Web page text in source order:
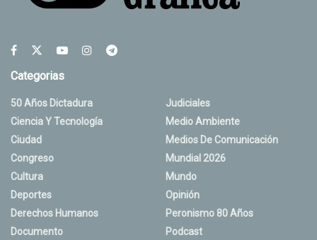
Categorias
50 Años Dictadura
Ciencia Y Tecnología
Ciudad
Congreso
Cultura
Deportes
Derechos Humanos
Documento
Judiciales
Medio Ambiente
Medios De Comunicación
Mundial 2026
Mundo
Opinión
Peronismo 80 Años
Podcast